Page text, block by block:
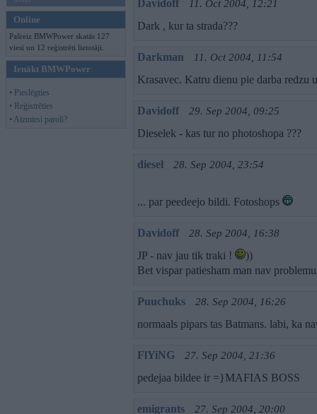
Online
Pašreiz BMWPower skatās 127
viesi un 12 reģistrēti lietotāji.
Ienākt BMWPower
• Pieslēgties
• Reģistrēties
• Aizmirsi paroli?
Davidoff 11. Oct 2004, 12:21
Dark , kur ta strada???
Darkman 11. Oct 2004, 11:54
Krasavec. Katru dienu pie darba redzu
Davidoff 29. Sep 2004, 09:25
Dieselek - kas tur no photoshopa ???
diesel 28. Sep 2004, 23:54
... par peedeejo bildi. Fotoshops
Davidoff 28. Sep 2004, 16:38
JP - nav jau tik traki !
))
Bet vispar patiesham man nav
Puuchuks 28. Sep 2004, 16:26
normaals pipars tas Batmans. labi, ka
FlYiNG 27. Sep 2004, 21:36
pedejaa bildee ir =}MAFIAS BOSS
emigrants 27. Sep 2004, 20:00